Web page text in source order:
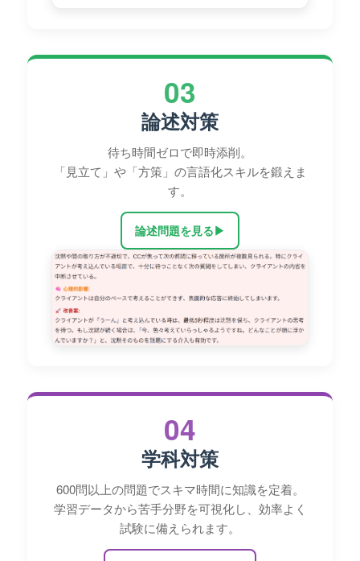
03
論述対策
待ち時間ゼロで即時添削。
「見立て」や「方策」の言語化スキルを鍛えま
す。
論述問題を見る▶
04
学科対策
600問以上の問題でスキマ時間に知識を定着。
学習データから苦手分野を可視化し、効率よく
試験に備えられます。